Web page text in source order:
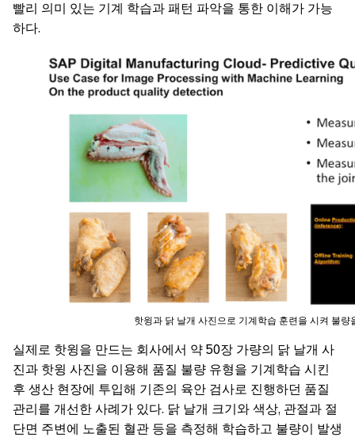
빨리 의미 있는 기계 학습과 패턴 파악을 통한 이해가 가능
하다.
핫윙과 닭 날개 사진으로 기계학습 훈련을 시켜 불량
실제로 핫윙을 만드는 회사에서 약 50장 가량의 닭 날개 사
진과 핫윙 사진을 이용해 품질 불량 유형을 기계학습 시킨
후 생산 현장에 투입해 기존의 육안 검사로 진행하던 품질
관리를 개선한 사례가 있다. 닭 날개 크기와 색상, 관절과 절
단면 주변에 노출된 혈관 등을 측정해 학습하고 불량이 발생